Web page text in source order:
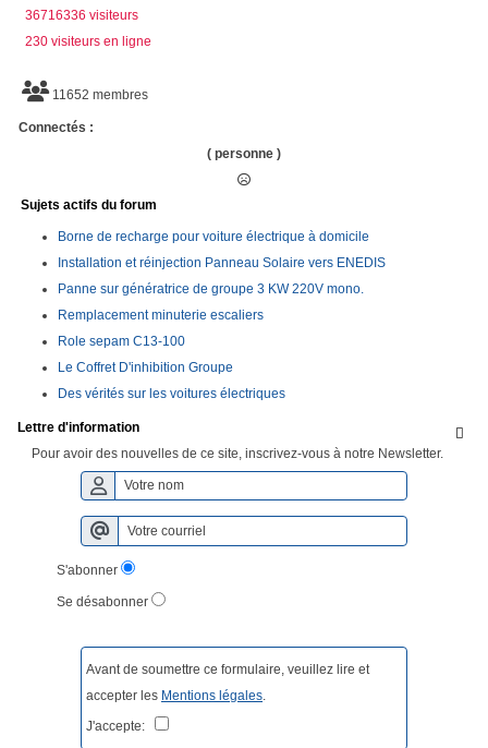
36716336 visiteurs
230 visiteurs en ligne
11652 membres
Connectés :
( personne )
Sujets actifs du forum
Borne de recharge pour voiture électrique à domicile
Installation et réinjection Panneau Solaire vers ENEDIS
Panne sur génératrice de groupe 3 KW 220V mono.
Remplacement minuterie escaliers
Role sepam C13-100
Le Coffret D'inhibition Groupe
Des vérités sur les voitures électriques

Lettre d'information
Pour avoir des nouvelles de ce site, inscrivez-vous à notre Newsletter.
S'abonner
Se désabonner
Avant de soumettre ce formulaire, veuillez lire et
accepter les Mentions légales
J'accepte: